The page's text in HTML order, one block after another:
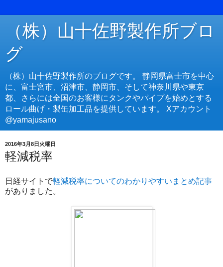
（株）山十佐野製作所ブロ
グ
（株）山十佐野製作所のブログです。 静岡県富士市を中心
に、富士宮市、沼津市、静岡市、そして神奈川県や東京
都、さらには全国のお客様にタンクやパイプを始めとする
ロール曲げ・製缶加工品を提供しています。 Xアカウント
@yamajusano
2016年3月8日火曜日
軽減税率
日経サイトで軽減税率についてのわかりやすいまとめ記事
がありました。